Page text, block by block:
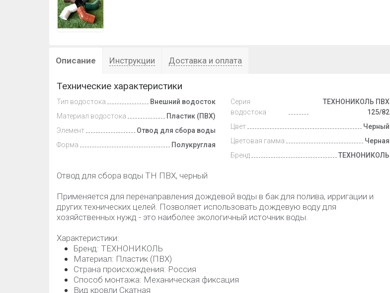
Описание Инструкции Доставка и оплата
Технические характеристики
Тип водостока
Внешний водосток
Материал водостока
Пластик (ПВХ)
Элемент
Отвод для сбора воды
Форма
Полукруглая
Серия
водостока
ТЕХНОНИКОЛЬ ПВХ
125/82
Цвет
Черный
Цветовая гамма
Черная
Бренд
ТЕХНОНИКОЛЬ
Отвод для сбора воды ТН ПВХ, черный
Применяется для перенаправления дождевой воды в бак для полива, ирригации и
других технических целей. Позволяет использовать дождевую воду для
хозяйственных нужд - это наиболее экологичный источник воды.
Характеристики:
Бренд: ТЕХНОНИКОЛЬ
Материал: Пластик (ПВХ)
Страна происхождения: Россия
Способ монтажа: Механическая фиксация
Вид кровли Скатная